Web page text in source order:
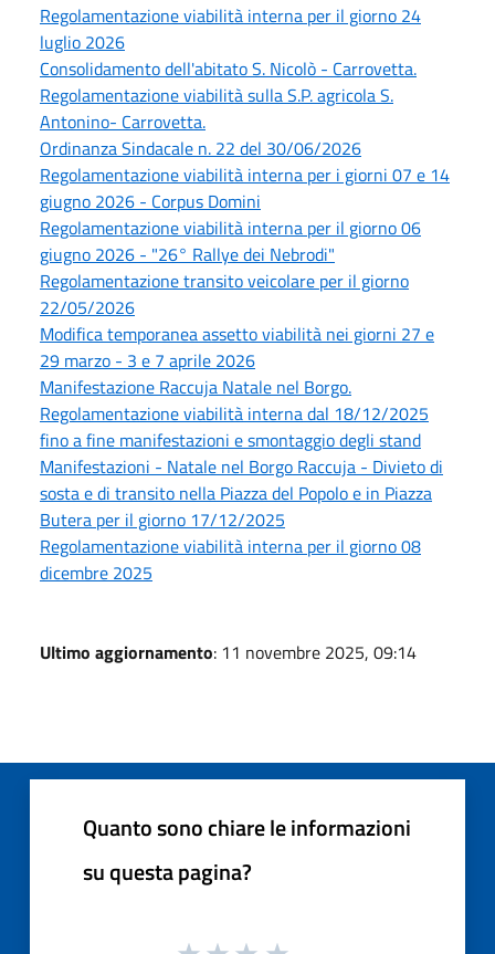
Regolamentazione viabilità interna per il giorno 24
luglio 2026
Consolidamento dell'abitato S. Nicolò - Carrovetta.
Regolamentazione viabilità sulla S.P. agricola S.
Antonino- Carrovetta.
Ordinanza Sindacale n. 22 del 30/06/2026
Regolamentazione viabilità interna per i giorni 07 e 14
giugno 2026 - Corpus Domini
Regolamentazione viabilità interna per il giorno 06
giugno 2026 - "26° Rallye dei Nebrodi"
Regolamentazione transito veicolare per il giorno
22/05/2026
Modifica temporanea assetto viabilità nei giorni 27 e
29 marzo - 3 e 7 aprile 2026
Manifestazione Raccuja Natale nel Borgo.
Regolamentazione viabilità interna dal 18/12/2025
fino a fine manifestazioni e smontaggio degli stand
Manifestazioni - Natale nel Borgo Raccuja - Divieto di
sosta e di transito nella Piazza del Popolo e in Piazza
Butera per il giorno 17/12/2025
Regolamentazione viabilità interna per il giorno 08
dicembre 2025
Ultimo aggiornamento: 11 novembre 2025, 09:14
Quanto sono chiare le informazioni
su questa pagina?